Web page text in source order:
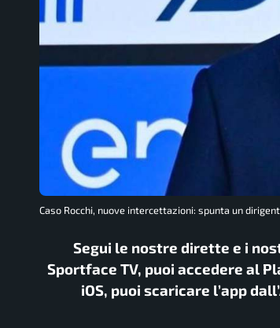
Caso Rocchi, nuove intercettazioni: spunta un
Segui le nostre dirette e i
Sportface TV, puoi accedere al
iOS, puoi scaricare l’app